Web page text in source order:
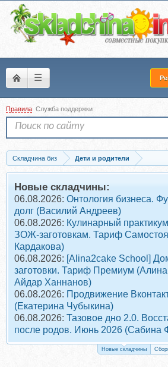
☰
Правила Служба поддержки
Складчина биз
Дети и родители
Скачать [Детология] Гаджетомания у детей
Новые складчины:
06.08.2026: Онтология бизнеса.
долг (Василий Андреев)
06.08.2026: Кулинарный
ЗОЖ-заготовкам. Тариф
Кардакова)
06.08.2026: [Alina2cake School]
заготовки. Тариф Премиум
Айдар Ханнанов)
06.08.2026: Продвижение
(Екатерина Чубыкина)
06.08.2026: Тазовое дно 2.0.
после родов. Июнь 2026 (Сабина
Новые складчины